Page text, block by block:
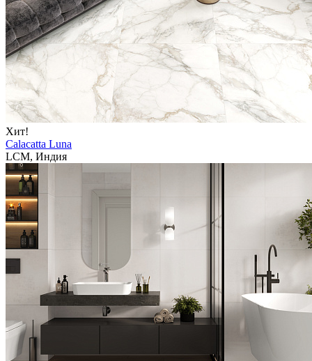
Хит!
Calacatta Luna
LCM, Индия